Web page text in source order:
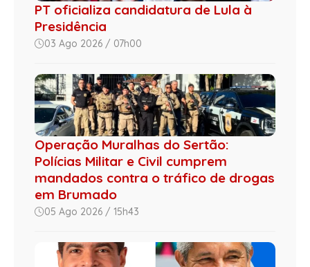
PT oficializa candidatura de Lula à
Presidência
03 Ago 2026 / 07h00
Operação Muralhas do Sertão:
Polícias Militar e Civil cumprem
mandados contra o tráfico de drogas
em Brumado
05 Ago 2026 / 15h43